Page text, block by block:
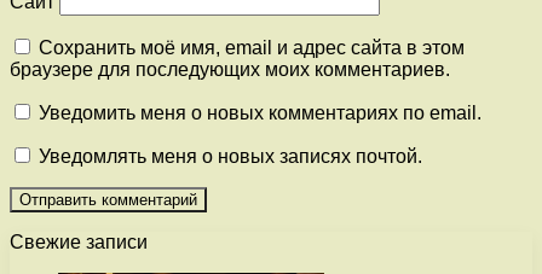
Сохранить моё имя, email и адрес сайта в этом
браузере для последующих моих комментариев.
Уведомить меня о новых комментариях по email.
Уведомлять меня о новых записях почтой.
Свежие записи